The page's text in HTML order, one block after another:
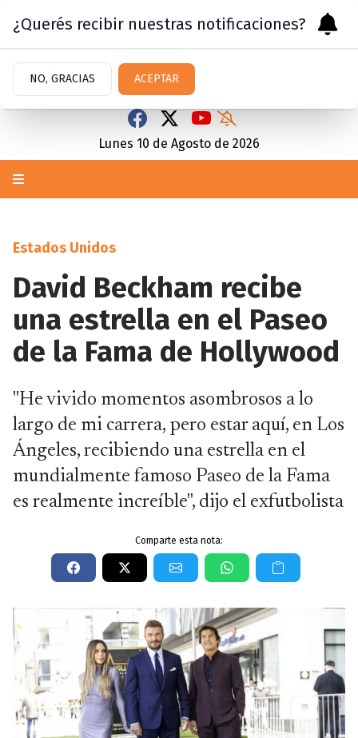
Lunes 10 de Agosto de 2026
Estados Unidos
David Beckham recibe
una estrella en el Paseo
de la Fama de Hollywood
"He vivido momentos asombrosos a lo
largo de mi carrera, pero estar aquí, en Los
Ángeles, recibiendo una estrella en el
mundialmente famoso Paseo de la Fama
es realmente increíble", dijo el exfutbolista
Comparte esta nota:
¿Querés recibir nuestras notificaciones?
NO, GRACIAS ACEPTAR